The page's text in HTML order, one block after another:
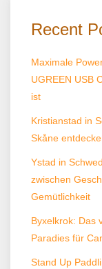
Recent
Maximale
UGREEN USB
ist
Kristianstad in
Skåne
Ystad in
zwischen
Gemütlichkeit
Byxelkrok: Das
Paradies für
Stand Up